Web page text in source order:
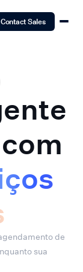
Contact Sales
de
sua